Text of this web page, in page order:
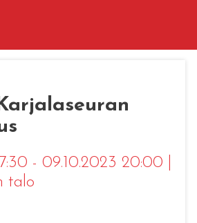
- 09.10.2023 20:00
talo